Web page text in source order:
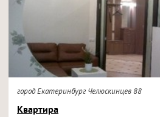
город Екатеринбург Челюскинцев 88
Квартира